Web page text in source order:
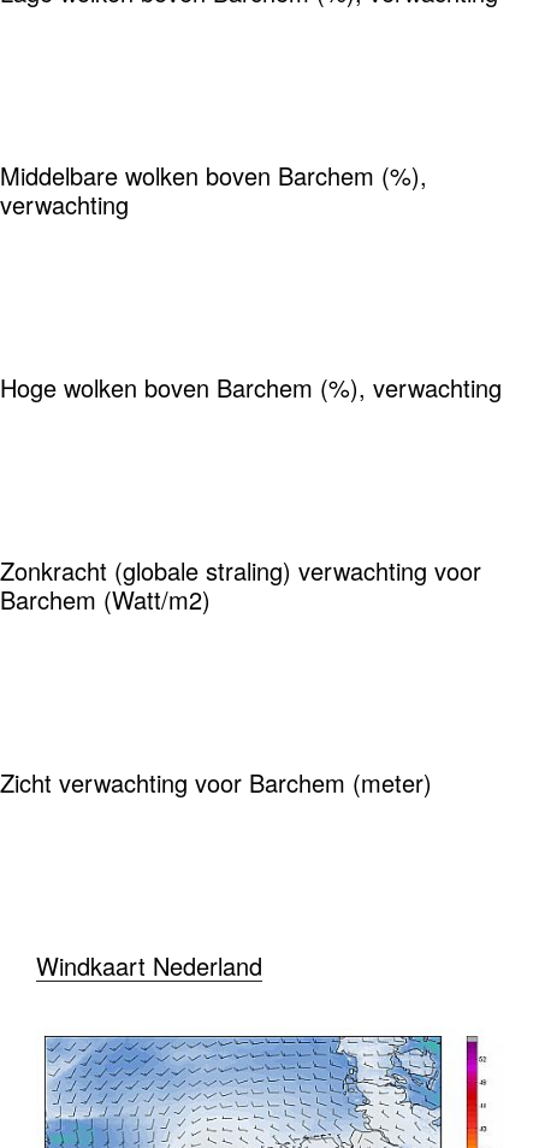
Middelbare wolken boven Barchem (%),
verwachting
Hoge wolken boven Barchem (%), verwachting
Zonkracht (globale straling) verwachting voor
Barchem (Watt/m2)
Zicht verwachting voor Barchem (meter)
Windkaart Nederland